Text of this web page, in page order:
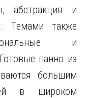
абстракция и
Темами также
и
панно из
большим
в широком